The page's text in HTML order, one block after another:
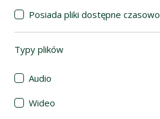
Posiada pliki dostępne czasowo
Typy plików
Audio
Wideo